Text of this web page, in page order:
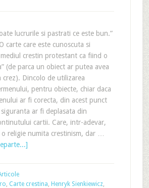
lucrurile si pastrati ce este bun.”
carte care este cunoscuta si
crestin protestant ca fiind o
(de parca un obiect ar putea avea
crez). Dincolo de utilizarea
pentru obiecte, chiar daca
ar fi corecta, din acest punct
ar fi deplasata din
cartii. Care, intr-adevar,
religie numita crestinism, dar …
, Carte crestina, Henryk Sienkiewicz,